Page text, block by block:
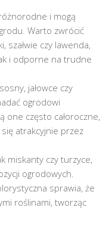
i mogą
Warto zwrócić
szałwie czy lawenda,
i odporne na trudne
jałowce czy
ogrodowi
one często całoroczne,
atrakcyjnie przez
miskanty czy turzyce,
ogrodowych.
sprawia, że
roślinami, tworząc